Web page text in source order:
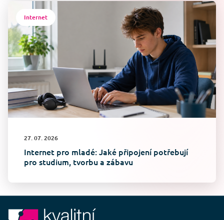
Internet
27. 07. 2026
Internet pro mladé: Jaké připojení potřebují
pro studium, tvorbu a zábavu